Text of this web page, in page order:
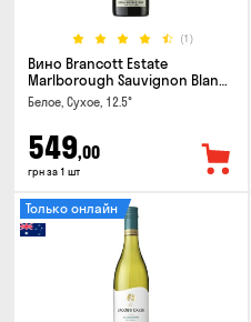
(1)
Вино Brancott Estate
Marlborough Sauvignon Blanc
0.75л
Белое, Сухое, 12.5°
549,00
грн за 1 шт
Только онлайн